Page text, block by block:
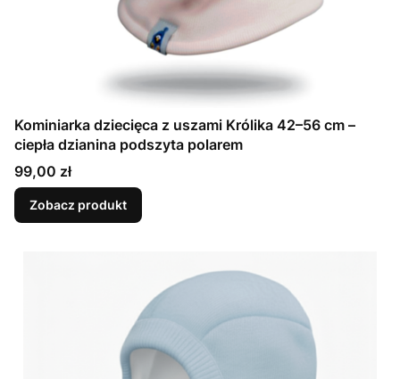
Kominiarka dziecięca z uszami Królika 42–56 cm –
ciepła dzianina podszyta polarem
Cena
99,00 zł
Zobacz produkt